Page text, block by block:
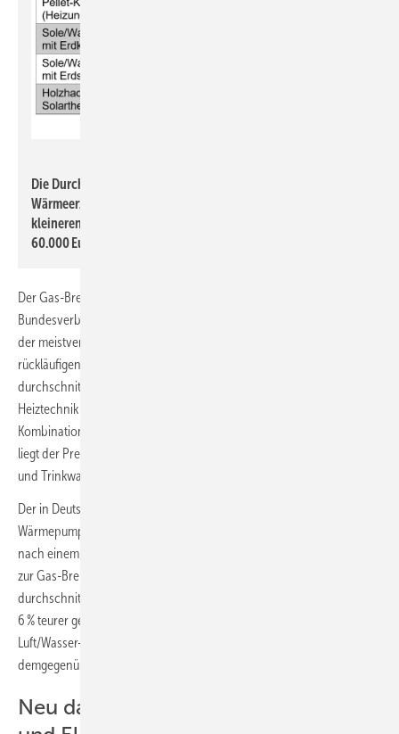
Die Durchschnittspreise für den Austausch des
Wärmeerzeugers in Ein- und Zweifamilienhäusern sowie
kleineren Mehrfamilienhäusern reichen von 11.000 bis
60.000 Euro.
Der Gas-Brennwertkessel ist nach den letzten Zahlen des
Bundesverbands der deutschen Heizungsindustrie (BDH) zurzeit noch
der meistverkaufte Wärmeerzeuger in Deutschland (bei stark
rückläufigen Absatzzahlen). Der Einbau kostet laut Erhebung aktuell
durchschnittlich 16.000 Euro. Bemerkenswert ist, dass er als einzige
Heiztechnik gegenüber dem Vorjahr nicht teurer geworden ist. In
Kombination mit einer Solarthermieanlage zur Trinkwassererwärmung
liegt der Preis bei 25.000 Euro (+4 %) bzw. mit Heizungsunterstützung
und Trinkwassererwärmung bei 31.000 Euro (+3 %).
Der in Deutschland beliebteste Wärmepumpentyp, die Luft/Wasser-
Wärmepumpe, gewinnt seit einem Jahr wieder Marktanteile und hat
nach einem Sprung bei den Absatzzahlen im ersten Quartal 2025 fast
zur Gas-Brennwerttechnik aufgeschlossen. Sie kostet aktuell
durchschnittlich 36.000 Euro und ist im Vergleich zum letzten Jahr um
6 % teurer geworden. Eine Hybridheizung, bestehend aus einer
Luft/Wasser-Wärmepumpe und einem Gas-Brennwertkessel, kostet
demgegenüber mit 48.000 Euro (+4 %) deutlich mehr.
Neu dabei: Luft/Luft-Wärmepumpe